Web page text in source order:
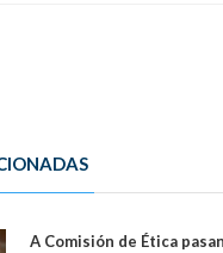
A Comisión de Ética